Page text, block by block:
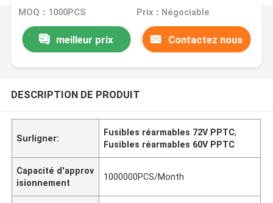
MOQ：1000PCS Prix：Négociable
meilleur prix Contactez nous
DESCRIPTION DE PRODUIT
Surligner:
Fusibles réarmables 72V PPTC,
Fusibles réarmables 60V PPTC
Capacité d'approv
isionnement
1000000PCS/Month